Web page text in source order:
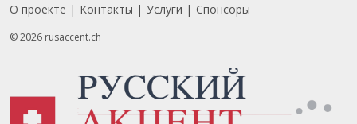
Footer
О проекте Контакты Услуги Спонсоры
© 2026 rusaccent.ch